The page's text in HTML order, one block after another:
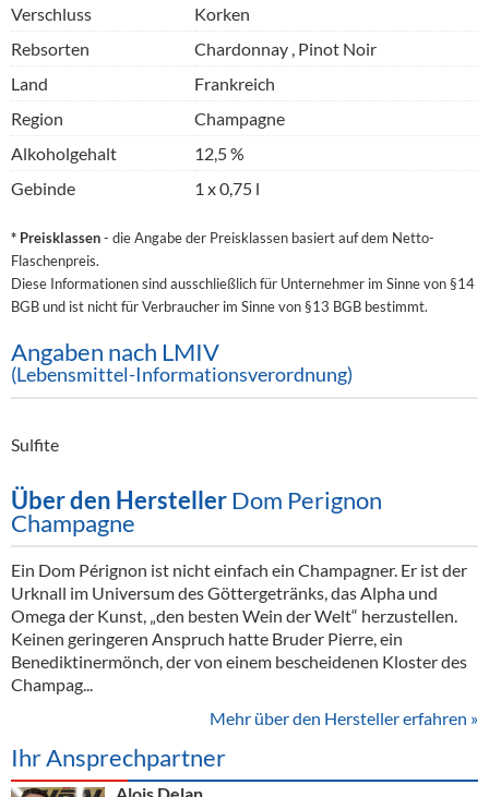
Verschluss
Korken
Rebsorten
Chardonnay , Pinot Noir
Land
Frankreich
Region
Champagne
Alkoholgehalt
12,5 %
Gebinde
1 x 0,75 l
* Preisklassen- die Angabe der Preisklassen basiert auf dem Netto-
Flaschenpreis.
Diese Informationen sind ausschließlich für Unternehmer im Sinne von §14
BGB und ist nicht für Verbraucher im Sinne von §13 BGB bestimmt.
Angaben nach LMIV
(Lebensmittel-Informationsverordnung)
Sulfite
Über den Hersteller Dom Perignon
Champagne
Ein Dom Pérignon ist nicht einfach ein Champagner. Er ist der
Urknall im Universum des Göttergetränks, das Alpha und
Omega der Kunst, „den besten Wein der Welt“ herzustellen.
Keinen geringeren Anspruch hatte Bruder Pierre, ein
Benediktinermönch, der von einem bescheidenen Kloster des
Champag...
Mehr über den Hersteller erfahren »
Ihr Ansprechpartner
Alois Delan